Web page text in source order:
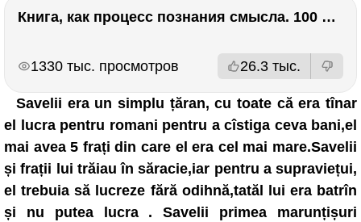
Книга, как процесс познания смысла. 100 великих книг: напутствие для читателя. Евгений Жаринов
1330 тыс. просмотров 26.3 тыс.
Savelii era un simplu țăran, cu toate că era tînar
el lucra pentru romani pentru a cîstiga ceva bani,el
mai avea 5 frați din care el era cel mai mare.Savelii
și frații lui trăiau în săracie,iar pentru a supraviețui,
el trebuia să lucreze fără odihnă,tatăl lui era batrîn
și nu putea lucra . Savelii primea marunțișuri